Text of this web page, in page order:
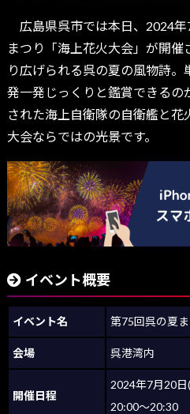
広島県呉市では本日、2024年
まつり「海上花火大会」が開催
り広げられる呉の夏の風物詩
発一発じっくりと鑑賞できるの
された海上自衛隊の自衛艦と花
大会ならではの光景です。
イベント概要
イベント名 第75回呉の夏
会場 呉港湾内
開催日程
2024年7月20日
20:00～20:30